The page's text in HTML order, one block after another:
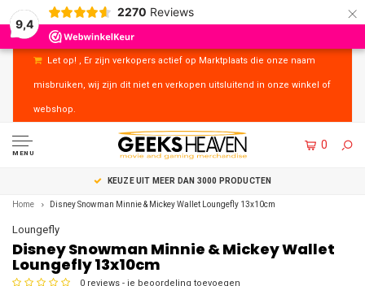
9,4
2270 Reviews ×
Let op! , Er zijn verkopers actief op Marktplaats die onze naam
misbruiken, wij zijn dit niet en verkopen uitsluitend in onze winkel of
webshop.
MENU
0
KEUZE UIT MEER DAN 3000 PRODUCTEN
Home Disney Snowman Minnie & Mickey Wallet Loungefly 13x10cm
Loungefly
Disney Snowman Minnie & Mickey Wallet
Loungefly 13x10cm
0 reviews - je beoordeling toevoegen